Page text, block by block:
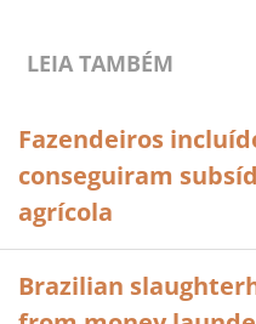
LEIA TAMBÉM
Fazendeiros
conseguiram
agrícola
Brazilian